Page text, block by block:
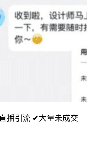
播引流 ✔大量未成交